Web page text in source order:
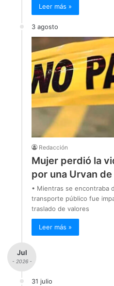
Leer más »
3 agosto
Redacción
Mujer perdió la
por una Urvan
• Mientras se encontraba
transporte público fue
traslado de valores
Leer más »
Jul
- 2026 -
31 julio